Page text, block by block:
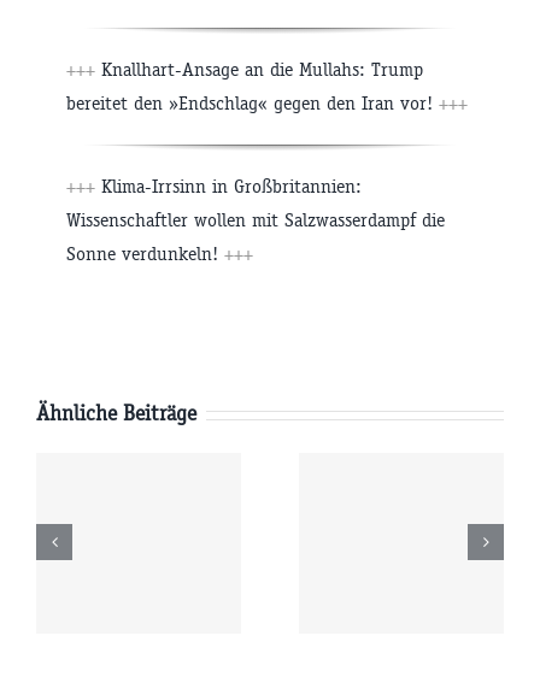
+++ Knallhart-Ansage an die Mullahs: Trump
bereitet den »Endschlag« gegen den Iran vor! +++
+++ Klima-Irrsinn in Großbritannien:
Wissenschaftler wollen mit Salzwasserdampf die
Sonne verdunkeln! +++
Ähnliche Beiträge
Montag
03.08.2026